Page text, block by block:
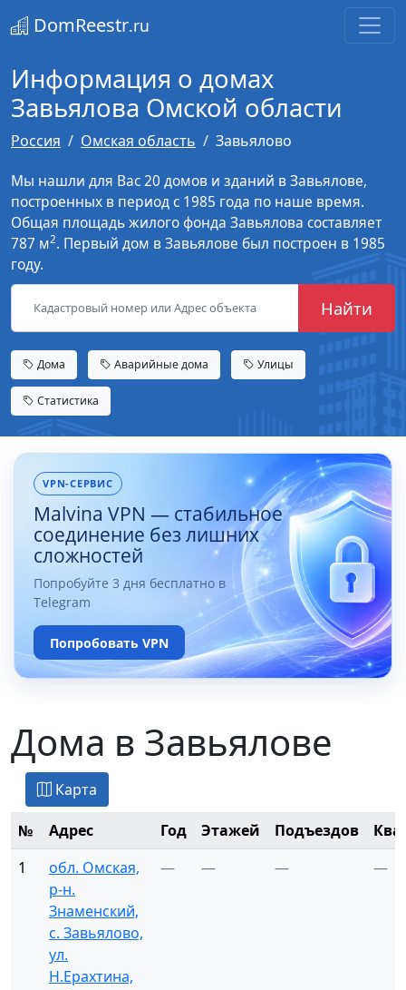
DomReestr.ru
Информация о домах
Завьялова Омской области
Россия Омская область
Завьялово
Мы нашли для Вас 20 домов и зданий в Завьялове,
построенных в период с 1985 года по наше время.
Общая площадь жилого фонда Завьялова составляет
787 м2. Первый дом в Завьялове был построен в 1985
году.
Найти
Дома Аварийные дома Улицы
Статистика
VPN-СЕРВИС
Malvina VPN — стабильное
соединение без лишних
сложностей
Попробуйте 3 дня бесплатно в
Telegram
Попробовать VPN
Дома в Завьялове
Карта
№ Адрес Год Этажей Подъездов
1
обл. Омская,
р-н.
Знаменский,
с. Завьялово,
ул.
Н.Ерахтина,
— — — —